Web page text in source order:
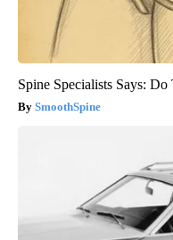
Spine Specialists Says:
SmoothSpine